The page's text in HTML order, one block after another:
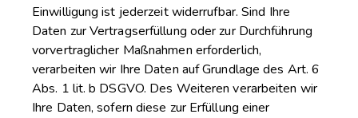
Einwilligung ist jederzeit widerrufbar. Sind Ihre
Daten zur Vertragserfüllung oder zur Durchführung
vorvertraglicher Maßnahmen erforderlich,
verarbeiten wir Ihre Daten auf Grundlage des Art. 6
Abs. 1 lit. b DSGVO. Des Weiteren verarbeiten wir
Ihre Daten, sofern diese zur Erfüllung einer